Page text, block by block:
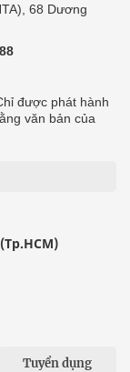
68 Dương
được phát hành
văn bản của
Tuyển dụng